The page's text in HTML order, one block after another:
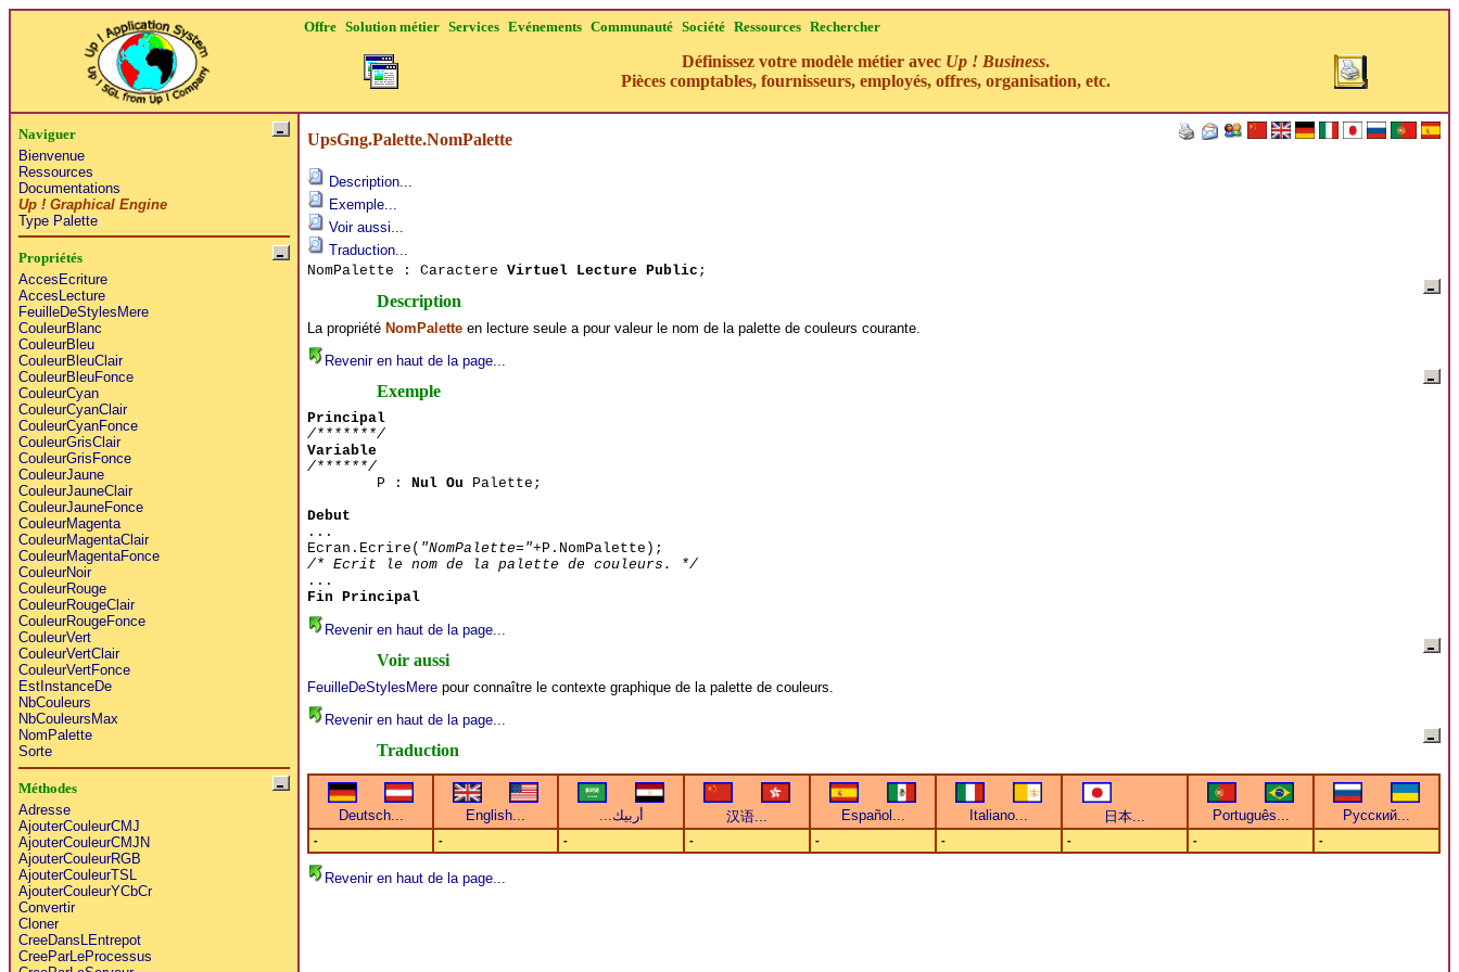
Offre Solution métier Services Evénements Communauté Société Ressources Rechercher
Définissez votre modèle métier avec Up ! Business.
Pièces comptables, fournisseurs, employés, offres, organisation, etc.
Naviguer
Bienvenue
Ressources
Documentations
Up ! Graphical Engine
Type Palette
Propriétés
AccesEcriture
AccesLecture
FeuilleDeStylesMere
CouleurBlanc
CouleurBleu
CouleurBleuClair
CouleurBleuFonce
CouleurCyan
CouleurCyanClair
CouleurCyanFonce
CouleurGrisClair
CouleurGrisFonce
CouleurJaune
CouleurJauneClair
CouleurJauneFonce
CouleurMagenta
CouleurMagentaClair
CouleurMagentaFonce
CouleurNoir
CouleurRouge
CouleurRougeClair
CouleurRougeFonce
CouleurVert
CouleurVertClair
CouleurVertFonce
EstInstanceDe
NbCouleurs
NbCouleursMax
NomPalette
Sorte
Méthodes
Adresse
AjouterCouleurCMJ
AjouterCouleurCMJN
AjouterCouleurRGB
AjouterCouleurTSL
AjouterCouleurYCbCr
Convertir
Cloner
CreeDansLEntrepot
CreeParLeProcessus
UpsGng.Palette.NomPalette
Description...
Exemple...
Voir aussi...
Traduction...
NomPalette : Caractere Virtuel Lecture Public ;
Description
La propriété NomPaletteen lecture seule a pour valeur le nom de la palette de couleurs courante.
Revenir en haut de la page...
Exemple
Principal
/*******/
Variable
/******/
P : Nul Ou Palette;
Debut
...
Ecran.Ecrire( "NomPalette="+P.NomPalette);
/* Ecrit le nom de la palette de couleurs. */
...
Fin Principal
Revenir en haut de la page...
Voir aussi
FeuilleDeStylesMerepour connaître le contexte graphique de la palette de couleurs.
Revenir en haut de la page...
Traduction
- - - - - - - - -
Revenir en haut de la page...